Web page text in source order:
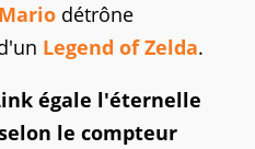
détrône
Legend of Zelda.
égale l'éternelle
le compteur